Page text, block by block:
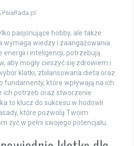
PsiaRada.pl
pasjonujące hobby, ale także
wymaga wiedzy i zaangażowania.
energii i inteligencji, potrzebują
aby mogły cieszyć się zdrowiem i
klatki, zbilansowana dieta oraz
fundamenty, które wpływają na ich
ich potrzeb oraz stworzenie
to klucz do sukcesu w hodowli
które pozwolą Twoim
żyć w pełni swojego potencjału.